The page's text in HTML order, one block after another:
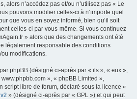
alors n’accédez pas et/ou n’utilisez pas « Le
pouvons modifier celles-ci à n’importe quel
que vous en soyez informé, bien qu’il soit
celles-ci par vous-même. Si vous continuez
» alors que des changements ont été
légalement responsable des conditions
modifications.
phpBB (désigné ci-après par « ils », « eux »,
», « phpBB Limited »,
script libre de forum, déclaré sous la licence «
» (désigné ci-après par « GPL ») et qui peut